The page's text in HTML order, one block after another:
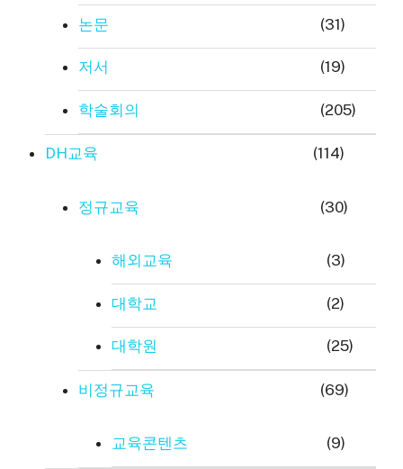
논문 (31)
저서 (19)
학술회의 (205)
DH교육 (114)
정규교육 (30)
해외교육 (3)
대학교 (2)
대학원 (25)
비정규교육 (69)
교육콘텐츠 (9)